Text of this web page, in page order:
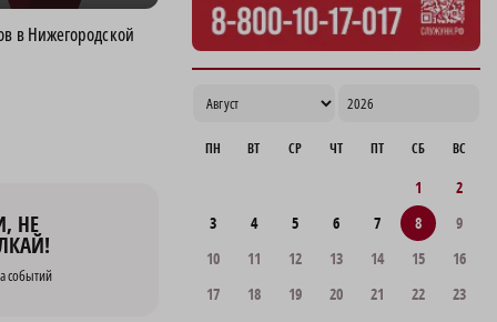
в Нижегородской
НЕ
событий
ПН ВТ СР ЧТ ПТ СБ ВС
1
2
3
4 5 6 7 8
9
10
11 12 13 14 15
16
17
18 19 20 21 22
23